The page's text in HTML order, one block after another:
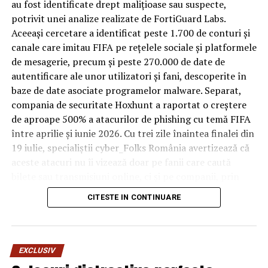
rezervări consecutive în aceeași săptămână. Această
frecvență ridicată de utilizare pune presiune reală pe
orice suprafață, iar pardoseala este printre primele
elemente afectate vizibil, mai ales în zona din jurul
patului și a ușii de acces.
În etapa de renovare sau construcție, administratorii
care iau în calcul mocheta trafic intens
pentru zonele
cu rotație mare reduc riscul de uzură prematură și de
decolorare vizibilă în punctele de trecere frecventă. Este
o decizie care ține mai puțin de stil și mai mult de
după primele sezoane de utilizare intensă.
amintire pentru motivele
au fost identificate drept malițioase sau suspecte,
potrivit unei analize realizate de FortiGuard Labs.
Aceeași cercetare a identificat peste 1.700 de conturi și
canale care imitau FIFA pe rețelele sociale și platformele
de mesagerie, precum și peste 270.000 de date de
autentificare ale unor utilizatori și fani, descoperite în
baze de date asociate programelor malware. Separat,
compania de securitate Hoxhunt a raportat o creștere
de aproape 500% a atacurilor de phishing cu temă FIFA
între aprilie și iunie 2026. Cu trei zile înaintea finalei din
19 iulie, specialiștii cyber_Folks România avertizează că
conturile, dispozitivele și infrastructura digitală
utilizate de angajați.
paralelă a fraudei, dar dimensiunea din acest an este
fără precedent. Greșeala pe care o fac multe firme
CITESTE IN CONTINUARE
EXCLUSIV